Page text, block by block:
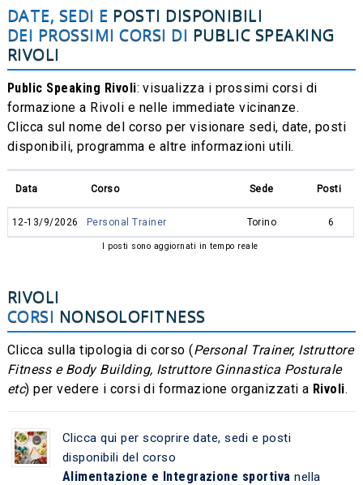
DATE, SEDI E POSTI DISPONIBILI
DEI PROSSIMI CORSI DI PUBLIC SPEAKING
RIVOLI
Public Speaking Rivoli: visualizza i prossimi corsi di
formazione a Rivoli e nelle immediate vicinanze.
Clicca sul nome del corso per visionare sedi, date, posti
disponibili, programma e altre informazioni utili.
Data Corso Sede Posti
12-13/9/2026 Personal Trainer Torino 6
I posti sono aggiornati in tempo reale
RIVOLI
CORSI NONSOLOFITNESS
Clicca sulla tipologia di corso (Personal Trainer, Istruttore
Fitness e Body Building, Istruttore Ginnastica Posturale
etc) per vedere i corsi di formazione organizzati a Rivoli.
Clicca qui per scoprire date, sedi e posti
disponibili del corso
Alimentazione e Integrazione sportiva nella